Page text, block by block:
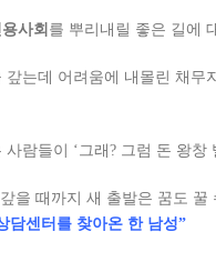
사회 를 뿌리내릴 좋은 길에
갚는데 어려움에 내몰린 채무
사람들이 ‘그래? 그럼 돈 왕
담센터를 찾아온 한 남성”